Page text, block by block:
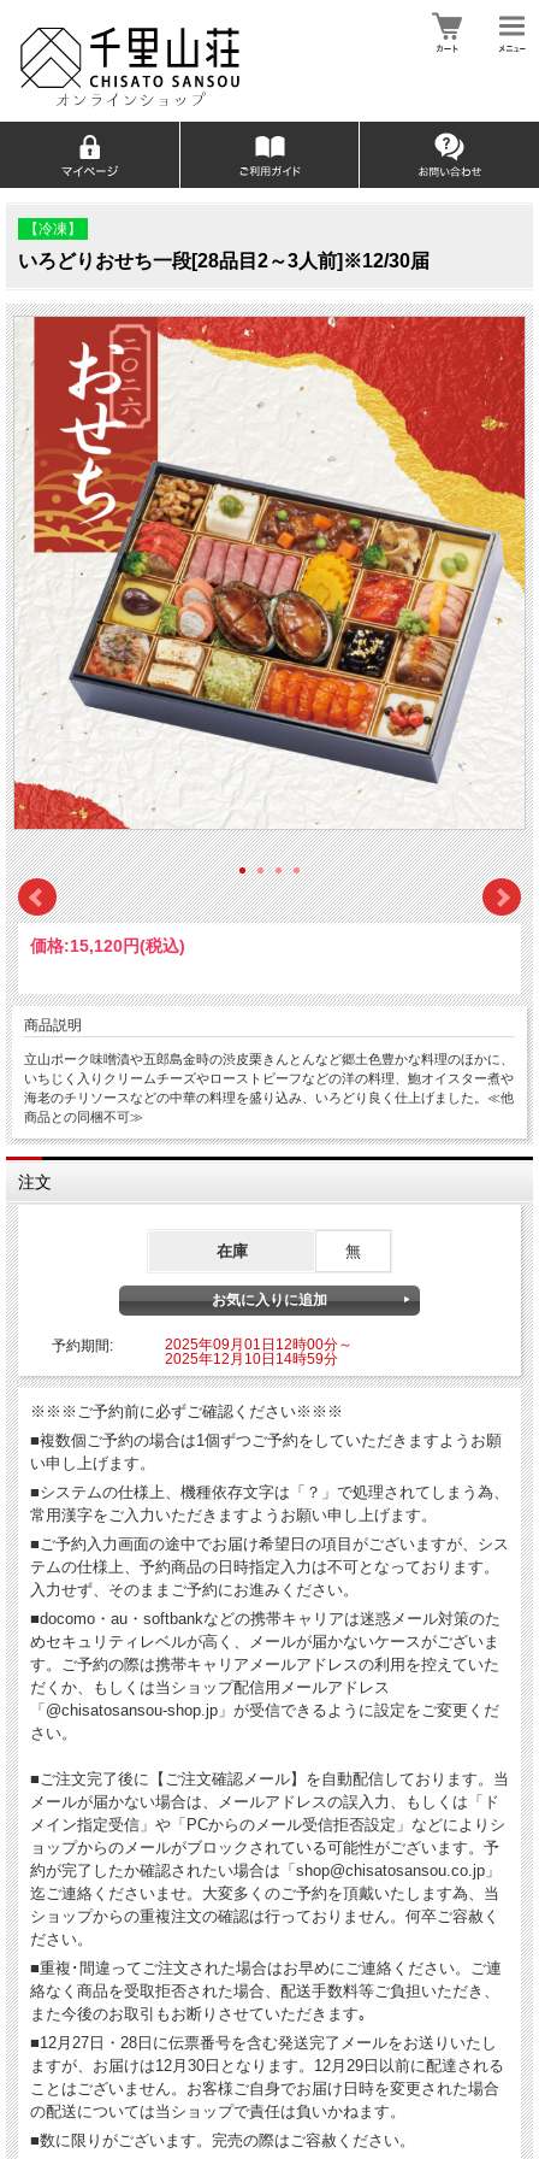
【冷凍】
いろどりおせち一段[28品目2～3人前]※12/30届
価格:15,120円(税込)
商品説明
立山ポーク味噌漬や五郎島金時の渋皮栗きんとんなど郷土色豊かな料理のほかに、
いちじく入りクリームチーズやローストビーフなどの洋の料理、鮑オイスター煮や
海老のチリソースなどの中華の料理を盛り込み、いろどり良く仕上げました。≪他
商品との同梱不可≫
注文
在庫 無
予約期間:
2025年09月01日12時00分～
2025年12月10日14時59分
※※※ご予約前に必ずご確認ください※※※
■複数個ご予約の場合は1個ずつご予約をしていただきますようお願
い申し上げます。
■システムの仕様上、機種依存文字は「？」で処理されてしまう為、
常用漢字をご入力いただきますようお願い申し上げます。
■ご予約入力画面の途中でお届け希望日の項目がございますが、シス
テムの仕様上、予約商品の日時指定入力は不可となっております。
入力せず、そのままご予約にお進みください。
■docomo・au・softbankなどの携帯キャリアは迷惑メール対策のた
めセキュリティレベルが高く、メールが届かないケースがございま
す。ご予約の際は携帯キャリアメールアドレスの利用を控えていた
だくか、もしくは当ショップ配信用メールアドレス
「@chisatosansou-shop.jp」が受信できるように設定をご変更くだ
さい。
■ご注文完了後に【ご注文確認メール】を自動配信しております。当
メールが届かない場合は、メールアドレスの誤入力、もしくは「ド
メイン指定受信」や「PCからのメール受信拒否設定」などによりシ
ョップからのメールがブロックされている可能性がございます。予
約が完了したか確認されたい場合は「shop@chisatosansou.co.jp」
迄ご連絡くださいませ。大変多くのご予約を頂戴いたします為、当
ショップからの重複注文の確認は行っておりません。何卒ご容赦く
ださい。
■重複･間違ってご注文された場合はお早めにご連絡ください。ご連
絡なく商品を受取拒否された場合、配送手数料等ご負担いただき、
また今後のお取引もお断りさせていただきます｡
■12月27日・28日に伝票番号を含む発送完了メールをお送りいたし
ますが、お届けは12月30日となります。12月29日以前に配達される
ことはございません。お客様ご自身でお届け日時を変更された場合
の配送については当ショップで責任は負いかねます。
■数に限りがございます。完売の際はご容赦ください。